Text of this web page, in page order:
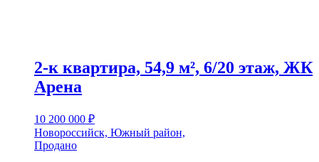
2-к квартира, 54,9 м², 6/20 этаж, ЖК
Арена
10 200 000 ₽
Новороссийск, Южный район,
Продано